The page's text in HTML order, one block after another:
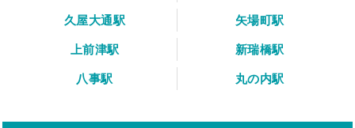
久屋大通駅
矢場町駅
上前津駅
新瑞橋駅
八事駅
丸の内駅